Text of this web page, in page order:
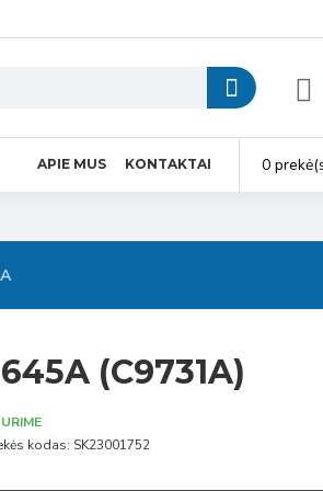
APIE MUS KONTAKTAI 0
(C9731A)
kodas: SK23001752